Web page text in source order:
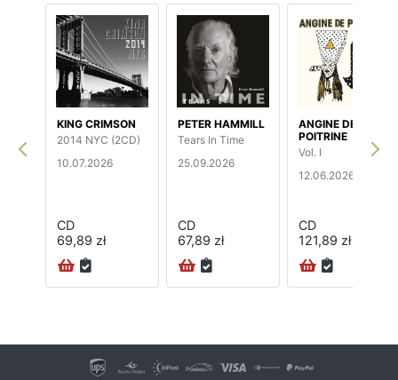
KING CRIMSON
2014 NYC (2CD)
10.07.2026
CD
69,89 zł
PETER HAMMILL
Tears In Time
25.09.2026
CD
67,89 zł
ANGINE DE
POITRINE
Vol. I
12.06.2026
CD
121,89 zł